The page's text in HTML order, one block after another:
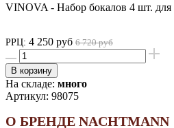
VINOVA - Набор бокалов 4 шт.
РРЦ: 4 250 руб 6 720 руб
В корзину
На складе: много
Артикул: 98075
О БРЕНДЕ NACHTMANN